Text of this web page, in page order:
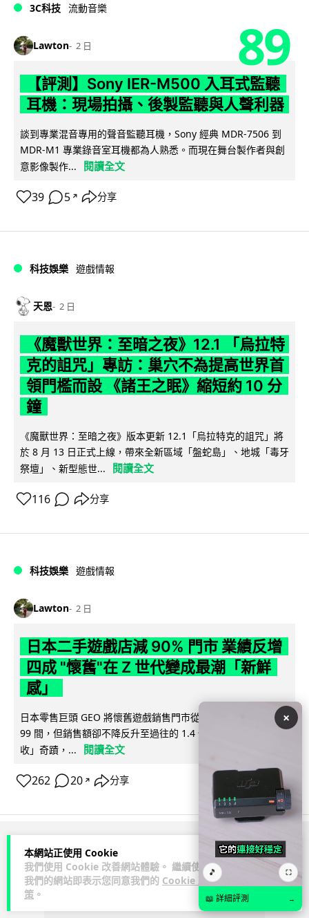
本網站正使用 Cookie
我們使用 Cookie 改善網站體驗。 繼續使用
我們的網站即表示您同意我們的 Cookie 政
策 。
3C科技 流動音樂
Lawton 2 日 89
【評測】Sony IER-M500 入耳式監聽
耳機：現場拍攝、後製監聽與人聲利器
談到專業混音專用的聲音監聽耳機，Sony 經典 MDR-7506 到
MDR-M1 專業錄音室耳機都為人熟悉。而現在舞台製作者與創
意影像製作...
閱讀全文
39 5 ↗ 分享
科技娛樂 遊戲情報
天恩 2 日
《魔獸世界：至暗之夜》12.1 「烏拉特
克的詛咒」專訪：巢穴不為提高世界首
領門檻而設 《諸王之眠》縮短約 10 分
鐘
《魔獸世界：至暗之夜》版本更新 12.1「烏拉特克的詛咒」將
於 8 月 13 日正式上線，帶來全新區域「盤蛇島」、地城「毒牙
祭壇」、新型態世...
閱讀全文
116 分享
科技娛樂 遊戲情報
Lawton 2 日
日本二手遊戲店減 90% 門市 業績反增
四成 "懷舊"在 Z 世代變成最潮「新鮮
感」
日本零售巨頭 GEO 將懷舊遊戲銷售門市從 1,000 間大幅減至
99 間，但銷售額卻不降反升至過往的 1.4 倍。做到「減店增
收」奇蹟，...
閱讀全文
262 20 ↗ 分享
ADVERTISEMENT
×
🎵 ⛶
📖 詳細評測 →